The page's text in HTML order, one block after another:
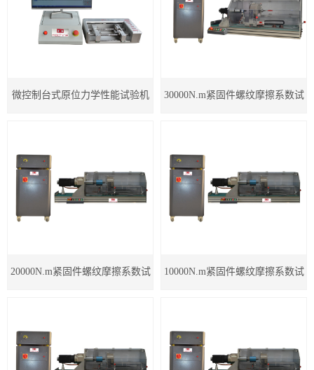
微控制台式原位力学性能试验机 30000N.m紧固件螺纹摩擦系数试
20000N.m紧固件螺纹摩擦系数试 10000N.m紧固件螺纹摩擦系数试